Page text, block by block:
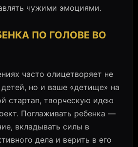
чужими эмоциями.
ПО ГОЛОВЕ ВО
часто олицетворяет не
но и ваше «детище» на
стартап, творческую идею
Поглаживать ребенка —
вкладывать силы в
дела и верить в его